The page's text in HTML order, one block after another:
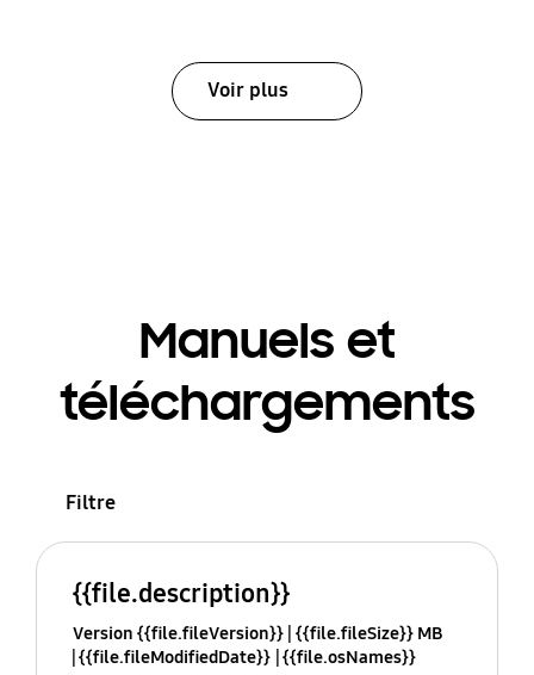
Voir plus
Manuels et
téléchargements
Filtre
{{file.description}}
Version {{file.fileVersion}} {{file.fileSize}} MB
{{file.fileModifiedDate}} {{file.osNames}}